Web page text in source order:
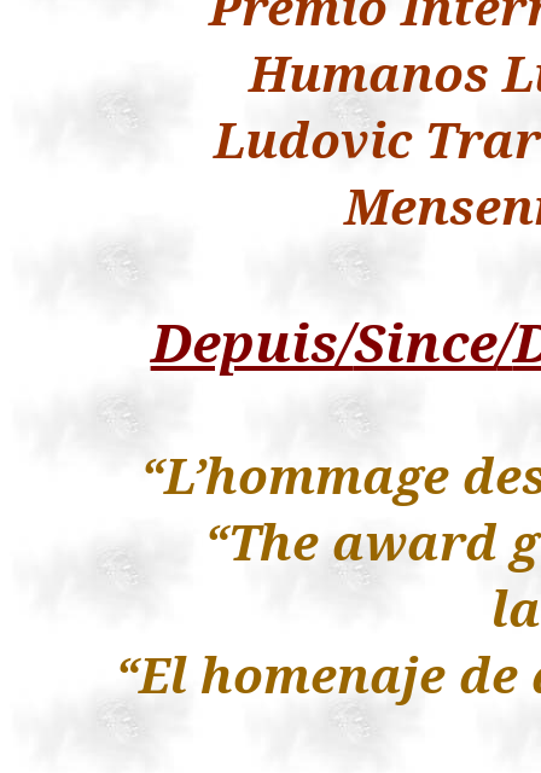
Humanos
Ludovic
Depuis/Since/
“L’hommage
“The award
“El homenajede